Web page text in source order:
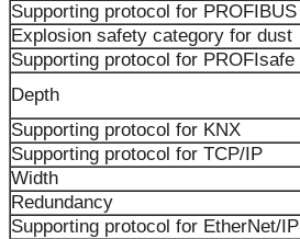
Supporting protocol for PROFIBUS
Explosion safety category for dust
Supporting protocol for PROFIsafe
Depth
Supporting protocol for KNX
Supporting protocol for TCP/IP
Width
Redundancy
Supporting protocol for EtherNet/IP